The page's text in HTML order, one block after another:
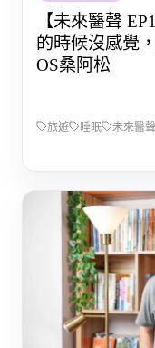
【未來醫聲
的時候沒感覺
OS桑阿松
旅遊 睡眠 未來醫聲